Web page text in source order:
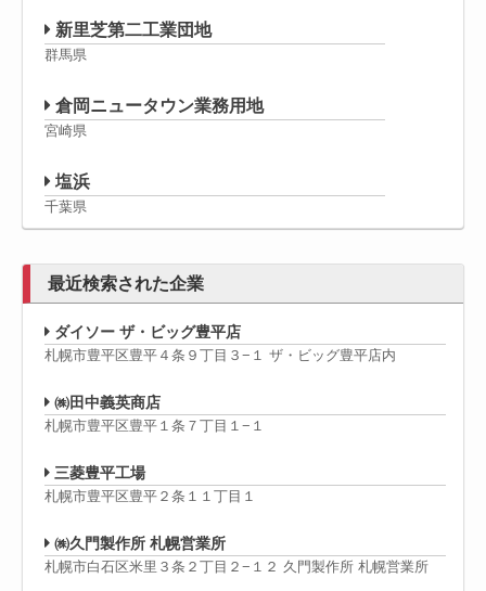
新里芝第二工業団地
群馬県
倉岡ニュータウン業務用地
宮崎県
塩浜
千葉県
最近検索された企業
ダイソー ザ・ビッグ豊平店
札幌市豊平区豊平４条９丁目３−１ ザ・ビッグ豊平店内
㈱田中義英商店
札幌市豊平区豊平１条７丁目１−１
三菱豊平工場
札幌市豊平区豊平２条１１丁目１
㈱久門製作所 札幌営業所
札幌市白石区米里３条２丁目２−１２ 久門製作所 札幌営業所